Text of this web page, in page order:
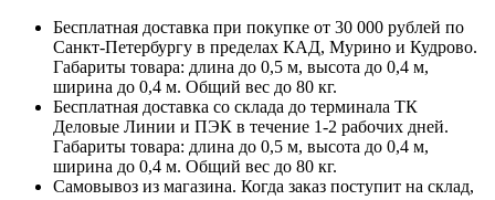
Бесплатная доставка при покупке от 30 000 рублей по
Санкт-Петербургу в пределах КАД, Мурино и Кудрово.
Габариты товара: длина до 0,5 м, высота до 0,4 м,
ширина до 0,4 м. Общий вес до 80 кг.
Бесплатная доставка со склада до терминала ТК
Деловые Линии и ПЭК в течение 1-2 рабочих дней.
Габариты товара: длина до 0,5 м, высота до 0,4 м,
ширина до 0,4 м. Общий вес до 80 кг.
Самовывоз из магазина. Когда заказ поступит на склад,